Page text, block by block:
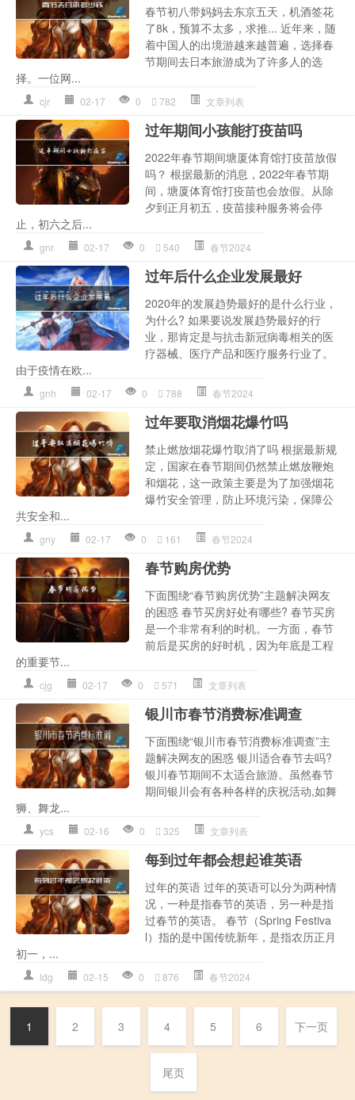
春节初八带妈妈去东京五天，机酒签花
了8k，预算不太多，求推... 近年来，随
着中国人的出境游越来越普遍，选择春
节期间去日本旅游成为了许多人的选
择。一位网...
cjr 02-17 0 782 文章列表
过年期间小孩能打疫苗吗
2022年春节期间塘厦体育馆打疫苗放假
吗？ 根据最新的消息，2022年春节期
间，塘厦体育馆打疫苗也会放假。从除
夕到正月初五，疫苗接种服务将会停
止，初六之后...
gnr 02-17 0 540 春节2024
过年后什么企业发展最好
2020年的发展趋势最好的是什么行业，
为什么? 如果要说发展趋势最好的行
业，那肯定是与抗击新冠病毒相关的医
疗器械、医疗产品和医疗服务行业了。
由于疫情在欧...
gnh 02-17 0 788 春节2024
过年要取消烟花爆竹吗
禁止燃放烟花爆竹取消了吗 根据最新规
定，国家在春节期间仍然禁止燃放鞭炮
和烟花，这一政策主要是为了加强烟花
爆竹安全管理，防止环境污染，保障公
共安全和...
gny 02-17 0 161 春节2024
春节购房优势
下面围绕“春节购房优势”主题解决网友
的困惑 春节买房好处有哪些? 春节买房
是一个非常有利的时机。一方面，春节
前后是买房的好时机，因为年底是工程
的重要节...
cjg 02-17 0 571 文章列表
银川市春节消费标准调查
下面围绕“银川市春节消费标准调查”主
题解决网友的困惑 银川适合春节去吗?
银川春节期间不太适合旅游。虽然春节
期间银川会有各种各样的庆祝活动,如舞
狮、舞龙...
ycs 02-16 0 325 文章列表
每到过年都会想起谁英语
过年的英语 过年的英语可以分为两种情
况，一种是指春节的英语，另一种是指
过春节的英语。 春节（Spring Festiva
l）指的是中国传统新年，是指农历正月
初一，...
ldg 02-15 0 876 春节2024
1 2 3 4 5 6 下一页
尾页